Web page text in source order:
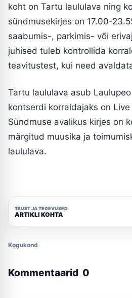
koht on Tartu laululava ning
sündmusekirjes on 17.00-
saabumis-, parkimis- või
juhised tuleb kontrollida
teavitustest, kui need
Tartu laululava asub
kontserdi korraldajaks on
Sündmuse avalikus kirjes on
märgitud muusika ja
laululava.
TAUST JA TEGEVUSED
ARTIKLI KOHTA
Kogukond
Kommentaarid 0